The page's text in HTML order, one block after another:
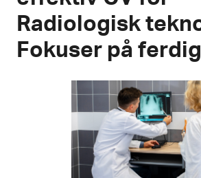
Radiologisk
Fokuser på